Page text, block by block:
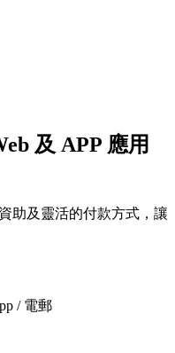
及 APP 應用
助及靈活的付款方式，讓
/ 電郵